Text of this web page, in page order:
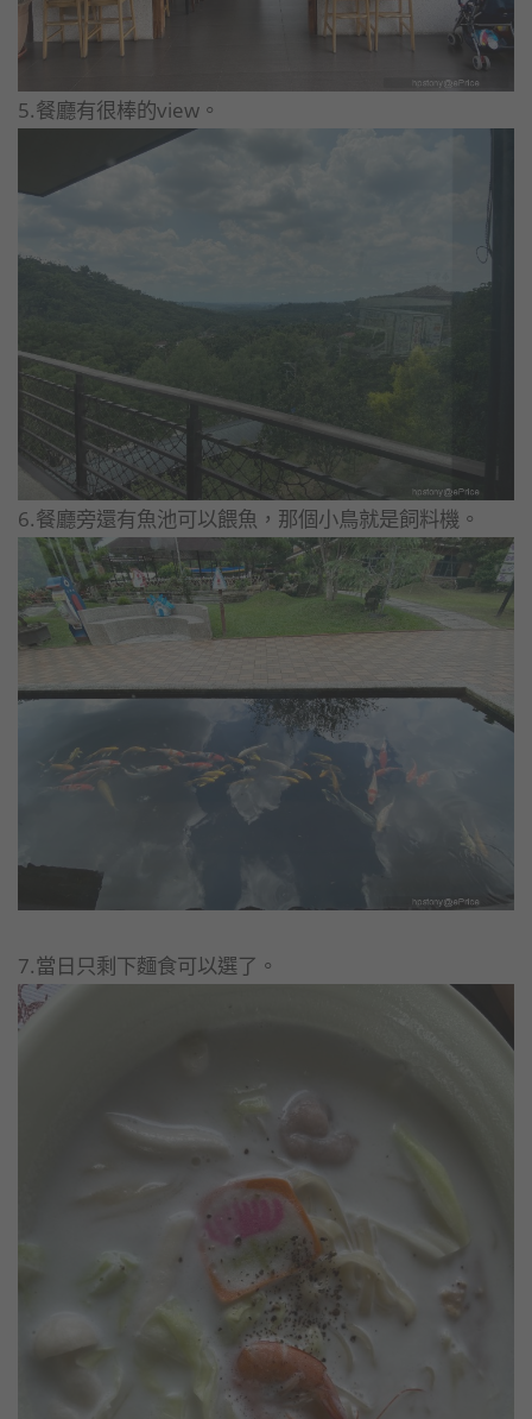
5.餐廳有很棒的view。
6.餐廳旁還有魚池可以餵魚，那個小鳥就是飼料機。
7.當日只剩下麵食可以選了。